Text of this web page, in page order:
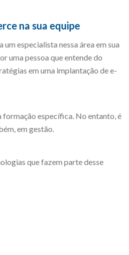
na sua equipe
especialista nessa área em sua
uma pessoa que entende do
em uma implantação de e-
formação específica. No entanto, é
em gestão.
que fazem parte desse